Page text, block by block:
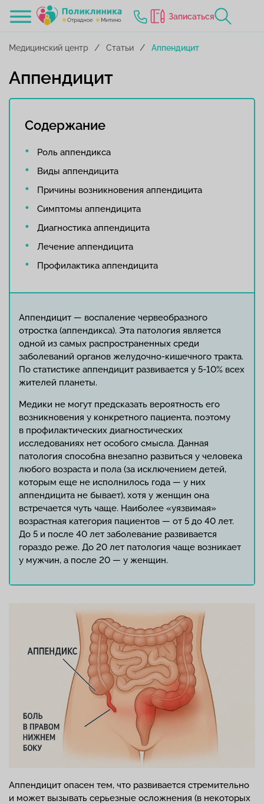
Записаться
Медицинский центр Статьи Аппендицит
Аппендицит
Содержание
Роль аппендикса
Виды аппендицита
Причины возникновения аппендицита
Симптомы аппендицита
Диагностика аппендицита
Лечение аппендицита
Профилактика аппендицита
Аппендицит — воспаление червеобразного
отростка (аппендикса). Эта патология является
одной из самых распространенных среди
заболеваний органов желудочно-кишечного тракта.
По статистике аппендицит развивается у 5-10% всех
жителей планеты.
Медики не могут предсказать вероятность его
возникновения у конкретного пациента, поэтому
в профилактических диагностических
исследованиях нет особого смысла. Данная
патология способна внезапно развиться у человека
любого возраста и пола (за исключением детей,
которым еще не исполнилось года — у них
аппендицита не бывает), хотя у женщин она
встречается чуть чаще. Наиболее «уязвимая»
возрастная категория пациентов — от 5 до 40 лет.
До 5 и после 40 лет заболевание развивается
гораздо реже. До 20 лет патология чаще возникает
у мужчин, а после 20 — у женщин.
Аппендицит опасен тем, что развивается стремительно
и может вызывать серьезные осложнения (в некоторых